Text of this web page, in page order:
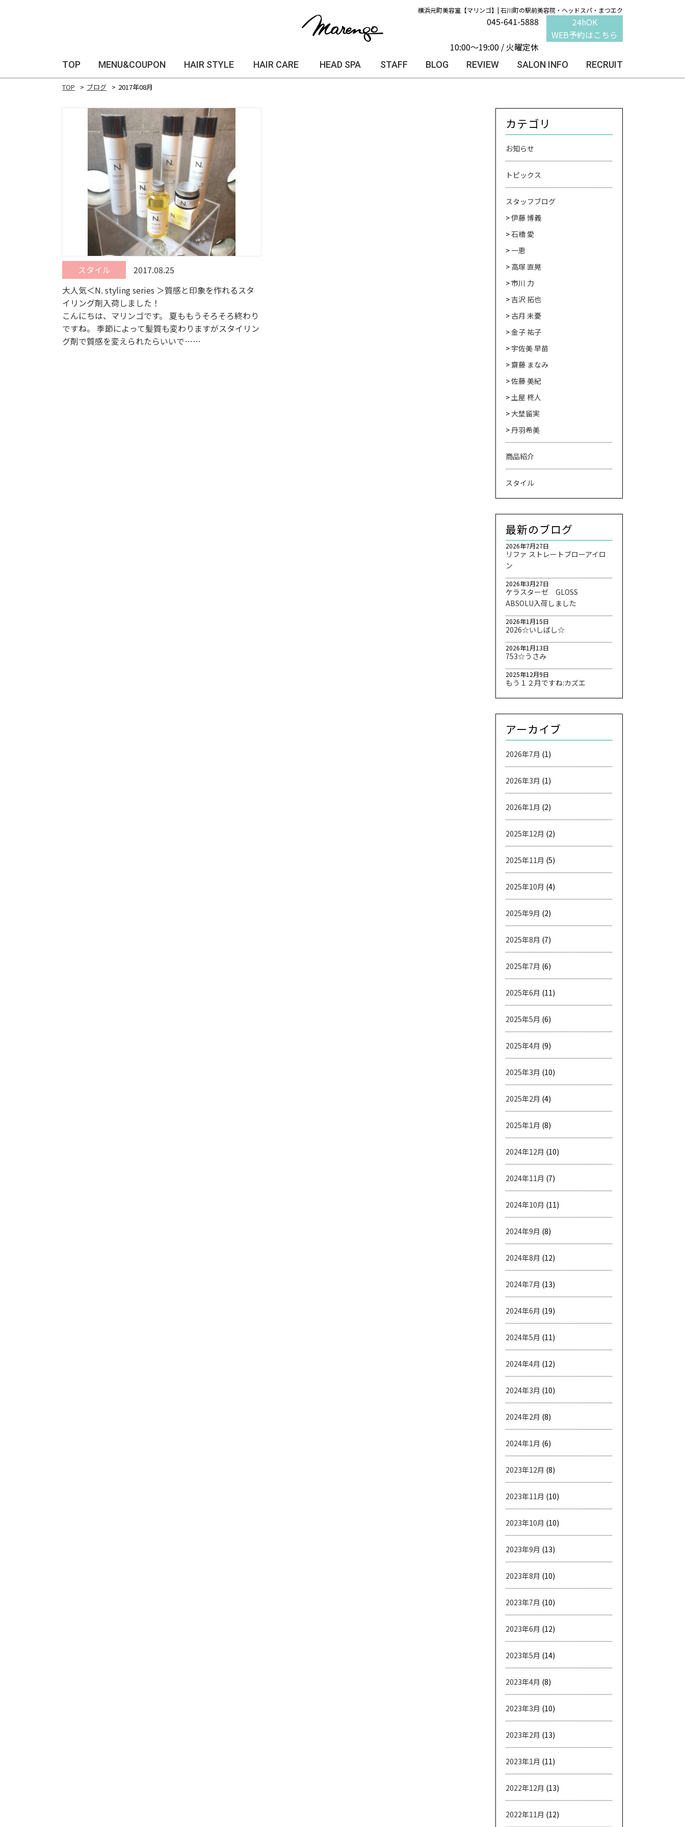
横浜元町美容室【マリンゴ】| 石川町の駅前美容院・ヘッドスパ・まつエク
045-641-5888
10:00～19:00 / 火曜定休
24hOK
WEB予約はこちら
TOP MENU&COUPON HAIR STYLE HAIR CARE HEAD SPA STAFF BLOG REVIEW SALON INFO RECRUIT
TOP ブログ 2017年08月
スタイル
2017.08.25
大人気＜N. styling series ＞質感と印象を作れるスタ
イリング剤入荷しました！
こんにちは、マリンゴです。 夏ももうそろそろ終わり
ですね。 季節によって髪質も変わりますがスタイリン
グ剤で質感を変えられたらいいで……
カテゴリ
お知らせ
トピックス
スタッフブログ
伊藤 博義
石橋 愛
一恵
高塚 直晃
市川 力
吉沢 拓也
古月 未憂
金子 祐子
宇佐美 早苗
齋藤 まなみ
佐藤 美紀
土屋 柊人
大埜留実
丹羽希美
商品紹介
スタイル
最新のブログ
リファ ストレートブローアイロ
ン
2026年7月27日
ケラスターゼ GLOSS
ABSOLU入荷しました
2026年3月27日
2026☆いしばし☆
2026年1月15日
753☆うさみ
2026年1月13日
もう１２月ですね:カズエ
2025年12月9日
アーカイブ
2026年7月 (1)
2026年3月 (1)
2026年1月 (2)
2025年12月 (2)
2025年11月 (5)
2025年10月 (4)
2025年9月 (2)
2025年8月 (7)
2025年7月 (6)
2025年6月 (11)
2025年5月 (6)
2025年4月 (9)
2025年3月 (10)
2025年2月 (4)
2025年1月 (8)
2024年12月 (10)
2024年11月 (7)
2024年10月 (11)
2024年9月 (8)
2024年8月 (12)
2024年7月 (13)
2024年6月 (19)
2024年5月 (11)
2024年4月 (12)
2024年3月 (10)
2024年2月 (8)
2024年1月 (6)
2023年12月 (8)
2023年11月 (10)
2023年10月 (10)
2023年9月 (13)
2023年8月 (10)
2023年7月 (10)
2023年6月 (12)
2023年5月 (14)
2023年4月 (8)
2023年3月 (10)
2023年2月 (13)
2023年1月 (11)
2022年12月 (13)
2022年11月 (12)